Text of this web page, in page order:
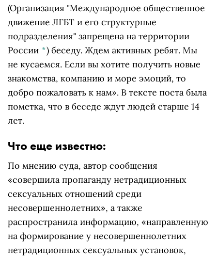
(Организация "Международное общественное
движение ЛГБТ и его структурные
подразделения" запрещена на территории
России *) беседу. Ждем активных ребят. Мы
не кусаемся. Если вы хотите получить новые
знакомства, компанию и море эмоций, то
добро пожаловать к нам». В тексте поста была
пометка, что в беседе ждут людей старше 14
лет.
Что еще известно:
По мнению суда, автор сообщения
«совершила пропаганду нетрадиционных
сексуальных отношений среди
несовершеннолетних», а также
распространила информацию, «направленную
на формирование у несовершеннолетних
нетрадиционных сексуальных установок,